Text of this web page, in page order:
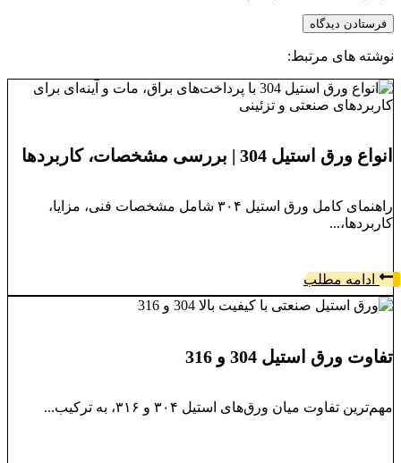
نوشته های مرتبط:
انواع ورق استیل 304 | بررسی مشخصات، کاربردها
راهنمای کامل ورق استیل ۳۰۴ شامل مشخصات فنی، مزایا،
کاربردها،...
ادامه مطلب
تفاوت ورق استیل 304 و 316
مهم‌ترین تفاوت میان ورق‌های استیل ۳۰۴ و ۳۱۶، به ترکیب...